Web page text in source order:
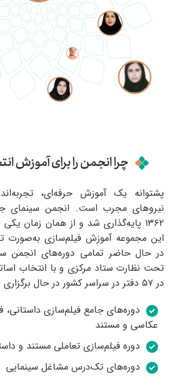
چرا انجمن را برای آموزش
پشتوانه یک آموزش حرفه‌ای،
نیروهای مجرب است. انجمن سینمای
۱۳۶۲ پایه‌گذاری شد و از همان زمان
این مجموعه آموزش فیلم‌سازی
در حال حاضر تمامی دوره‌های انجمن
تحت نظارت ستاد مرکزی و با انتخاب
در ۵۷ دفتر در سراسر کشور در حال برگزاری است.
دوره‌های جامع فیلم‌سازی داستانی،
عکاسی و مستند
دوره فیلم‌سازی تعاملی مستند و
دوره‌های تک‌درس مشاغل سینمایی